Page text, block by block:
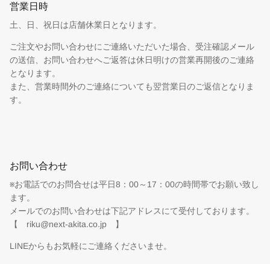
営業日時
土、日、祝日は店舗休業日となります。
ご注文やお問い合わせにご連絡いただいた場合、受注確認メール
の送信、お問い合わせへご返答は休日明けの営業再開後のご連絡
となります。
また、営業時間外のご連絡についても翌営業日のご返信となりま
す。
お問い合わせ
※お電話でのお問合せは平日8：00～17：00の時間帯でお願い致し
ます。
メールでのお問い合わせは下記アドレスにて受付しております。
【 riku@next-akita.co.jp 】
LINEからもお気軽にご連絡くださいませ。